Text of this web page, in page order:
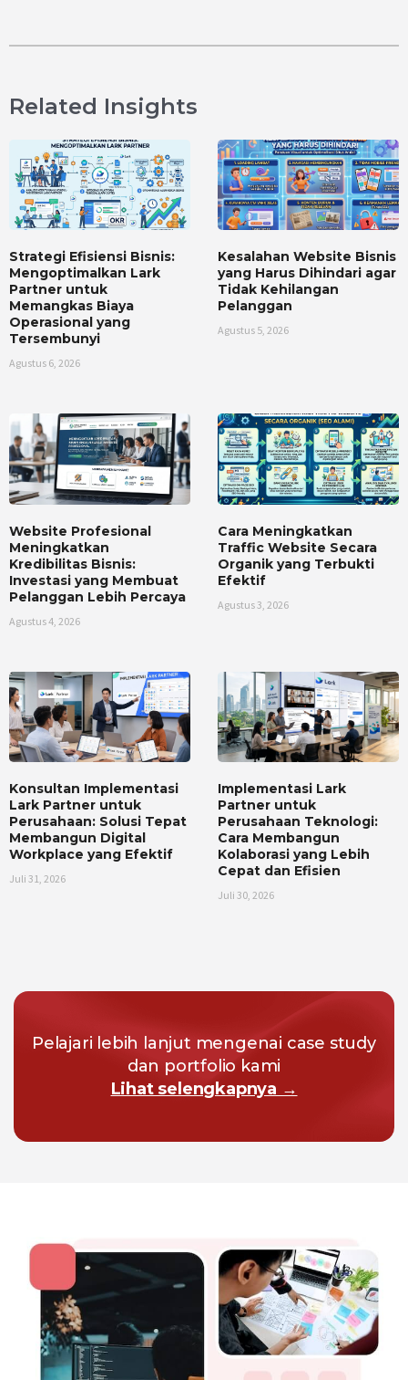
Related Insights
Strategi Efisiensi Bisnis:
Mengoptimalkan Lark
Partner untuk
Memangkas Biaya
Operasional yang
Tersembunyi
Agustus 6, 2026
Kesalahan Website Bisnis
yang Harus Dihindari agar
Tidak Kehilangan
Pelanggan
Agustus 5, 2026
Website Profesional
Meningkatkan
Kredibilitas Bisnis:
Investasi yang Membuat
Pelanggan Lebih Percaya
Agustus 4, 2026
Cara Meningkatkan
Traffic Website Secara
Organik yang Terbukti
Efektif
Agustus 3, 2026
Konsultan Implementasi
Lark Partner untuk
Perusahaan: Solusi Tepat
Membangun Digital
Workplace yang Efektif
Juli 31, 2026
Implementasi Lark
Partner untuk
Perusahaan Teknologi:
Cara Membangun
Kolaborasi yang Lebih
Cepat dan Efisien
Juli 30, 2026
Pelajari lebih lanjut mengenai case study
dan portfolio kami
Lihat selengkapnya →